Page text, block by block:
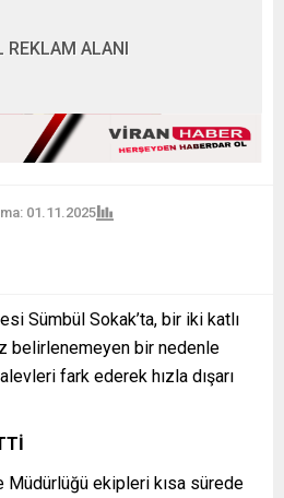
REKLAM ALANI
01.11.2025
Sümbül Sokak’ta, bir iki katlı
belirlenemeyen bir nedenle
fark ederek hızla dışarı
ekipleri kısa sürede